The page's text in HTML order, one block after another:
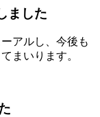
ました
アルし、今後も
まいります。